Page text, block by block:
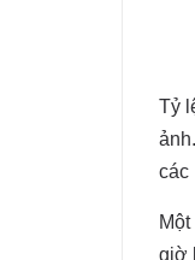
Tỷ
các
giờ